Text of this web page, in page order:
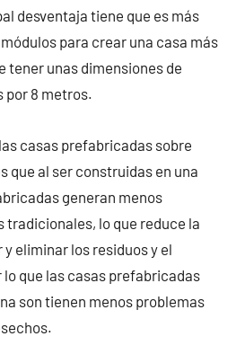
desventaja tiene que es más
para crear una casa más
tener unas dimensiones de
por 8 metros.
casas prefabricadas sobre
que al ser construidas en una
generan menos
tradicionales, lo que reduce la
eliminar los residuos y el
que las casas prefabricadas
son tienen menos problemas